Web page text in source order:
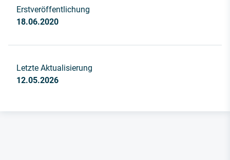
Erstveröffentlichung
18.06.2020
Letzte Aktualisierung
12.05.2026